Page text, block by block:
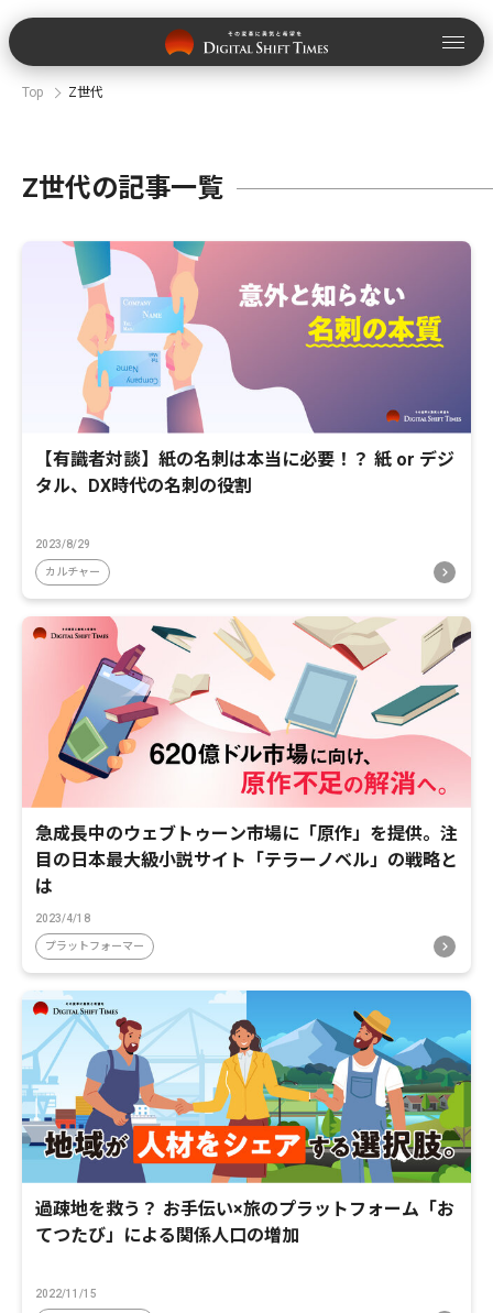
Top Z世代
Z世代の記事一覧
【有識者対談】紙の名刺は本当に必要！？ 紙 or デジ
タル、DX時代の名刺の役割
2023/8/29
カルチャー
急成長中のウェブトゥーン市場に「原作」を提供。注
目の日本最大級小説サイト「テラーノベル」の戦略と
は
2023/4/18
プラットフォーマー
過疎地を救う？ お手伝い×旅のプラットフォーム「お
てつたび」による関係人口の増加
2022/11/15